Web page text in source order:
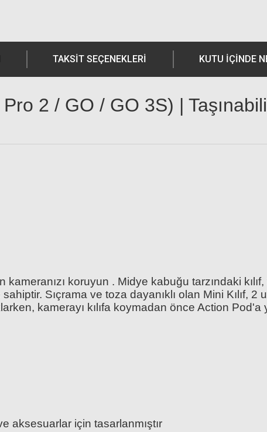
TAKSIT SEÇENEKLERI KUTU İÇİNDE
2 / GO / GO 3S) |
koruyun . Midye kabuğu tarzındaki kılıf,
Sıçrama ve toza dayanıklı olan Mini Kılıf, 2
kamerayı kılıfa koymadan önce Action
aksesuarlar için tasarlanmıştır